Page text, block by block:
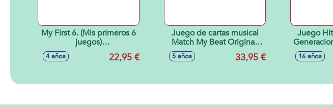
My First 6. (Mis primeros 6
juegos)
Tangram,Mikado,Parchís,
Oca, Dominó y Memory.
4 años 22,95 €
Juego de cartas musical
Match My Beat Original.
Mas de 200 canciones.
Compatible con 4
5 años 33,95 €
Juego
16 años